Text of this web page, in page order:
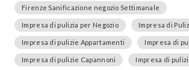
Firenze Sanificazione negozio Settimanale
Impresa di pulizia per Negozio Impresa di
Impresa di pulizie Appartamenti Impresa di
Impresa di pulizie Capannoni Impresa di